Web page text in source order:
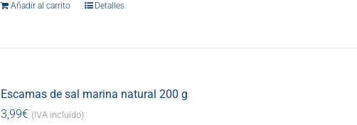
Añadir al carrito Detalles
Escamas de sal marina natural 200 g
3,99€ (IVA incluido)